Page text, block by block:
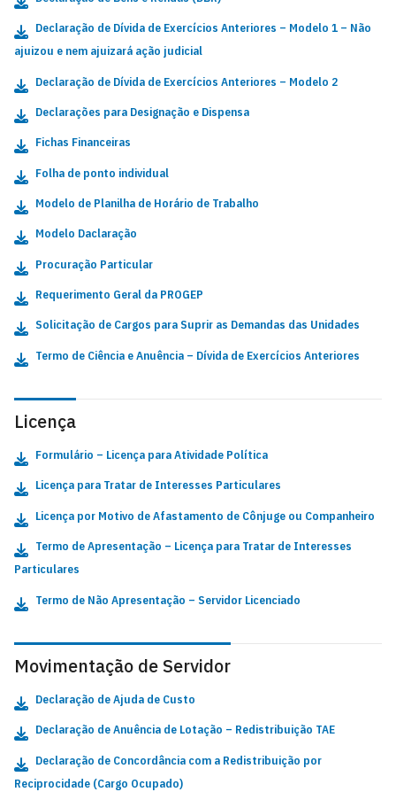
Declaração de Dívida de Exercícios Anteriores – Modelo 1 – Não
ajuizou e nem ajuizará ação judicial
Declaração de Dívida de Exercícios Anteriores – Modelo 2
Declarações para Designação e Dispensa
Fichas Financeiras
Folha de ponto individual
Modelo de Planilha de Horário de Trabalho
Modelo Daclaração
Procuração Particular
Requerimento Geral da PROGEP
Solicitação de Cargos para Suprir as Demandas das Unidades
Termo de Ciência e Anuência – Dívida de Exercícios Anteriores
Licença
Formulário – Licença para Atividade Política
Licença para Tratar de Interesses Particulares
Licença por Motivo de Afastamento de Cônjuge ou Companheiro
Termo de Apresentação – Licença para Tratar de Interesses
Particulares
Termo de Não Apresentação – Servidor Licenciado
Movimentação de Servidor
Declaração de Ajuda de Custo
Declaração de Anuência de Lotação – Redistribuição TAE
Declaração de Concordância com a Redistribuição por
Reciprocidade (Cargo Ocupado)